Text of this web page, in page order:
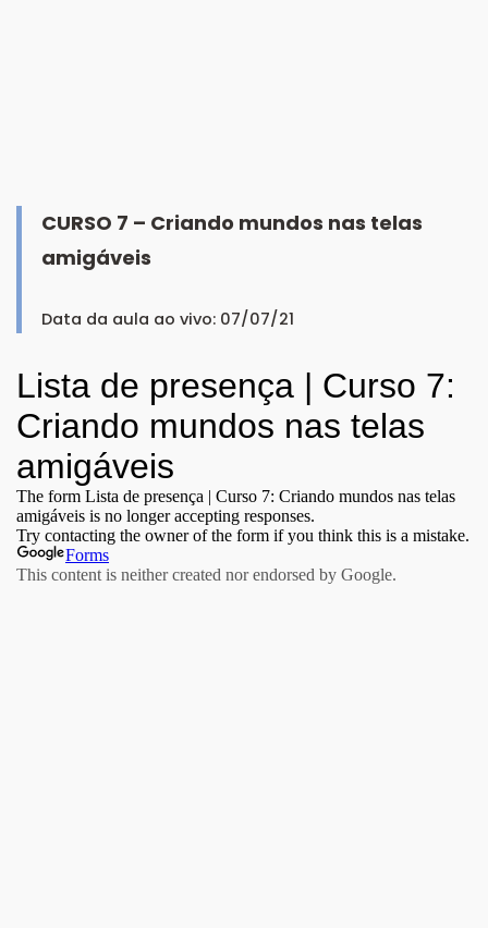
CURSO 7 – Criando mundos nas telas
amigáveis
Data da aula ao vivo: 07/07/21